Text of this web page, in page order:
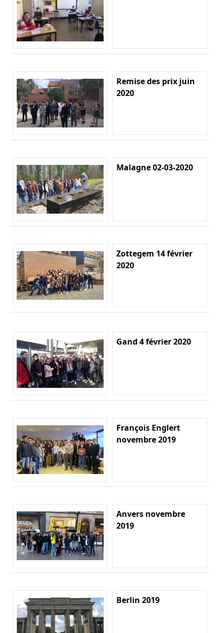
Remise des prix juin
2020
Malagne 02-03-2020
Zottegem 14 février
2020
Gand 4 février 2020
François Englert
novembre 2019
Anvers novembre
2019
Berlin 2019